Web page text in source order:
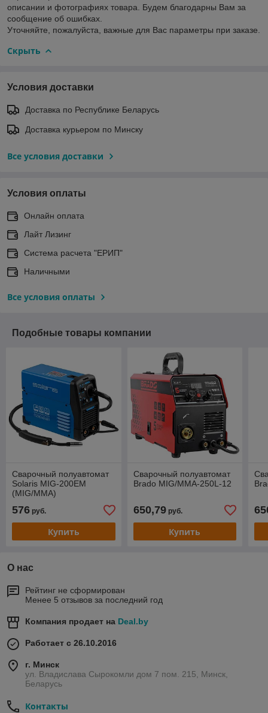
описании и фотографиях товара. Будем благодарны Вам за
сообщение об ошибках.
Уточняйте, пожалуйста, важные для Вас параметры при заказе.
Скрыть
Условия доставки
Доставка по Республике Беларусь
Доставка курьером по Минску
Все условия доставки
Условия оплаты
Онлайн оплата
Лайт Лизинг
Система расчета "ЕРИП"
Наличными
Все условия оплаты
Подобные товары компании
Сварочный полуавтомат
Solaris MIG-200EM
(MIG/MMA)
576 руб.
Купить
Сварочный полуавтомат
Brado MIG/MMA-250L-12
650,79руб.
Купить
О нас
Рейтинг не сформирован
Менее 5 отзывов за последний год
Компания продает на Deal.by
Работает с 26.10.2016
г. Минск
ул. Владислава Сырокомли дом 7 пом. 215, Минск,
Беларусь
Контакты